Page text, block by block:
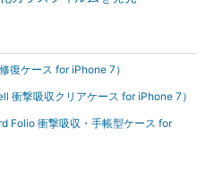
復ケース for iPhone 7）
衝撃吸収クリアケース for iPhone 7）
Folio 衝撃吸収・手帳型ケース for